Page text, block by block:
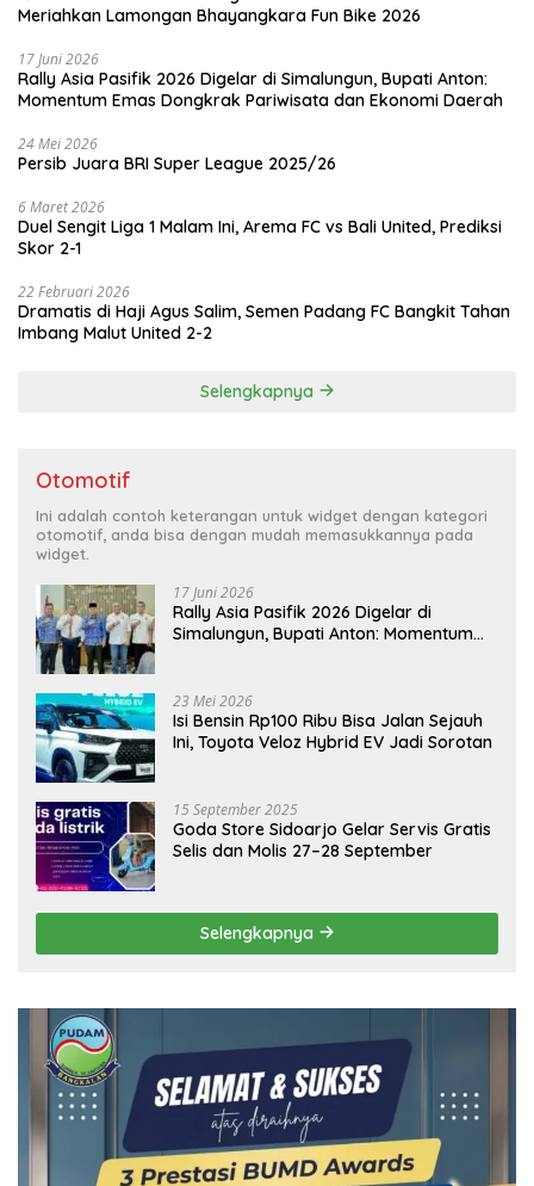
Meriahkan Lamongan Bhayangkara Fun Bike 2026
17 Juni 2026
Rally Asia Pasifik 2026 Digelar di Simalungun, Bupati Anton:
Momentum Emas Dongkrak Pariwisata dan Ekonomi Daerah
24 Mei 2026
Persib Juara BRI Super League 2025/26
6 Maret 2026
Duel Sengit Liga 1 Malam Ini, Arema FC vs Bali United, Prediksi
Skor 2-1
22 Februari 2026
Dramatis di Haji Agus Salim, Semen Padang FC Bangkit Tahan
Imbang Malut United 2-2
Selengkapnya
Otomotif
Ini adalah contoh keterangan untuk widget dengan kategori
otomotif, anda bisa dengan mudah memasukkannya pada
widget.
17 Juni 2026
Rally Asia Pasifik 2026 Digelar di
Simalungun, Bupati Anton: Momentum
23 Mei 2026
Isi Bensin Rp100 Ribu Bisa Jalan Sejauh
Ini, Toyota Veloz Hybrid EV Jadi Sorotan
15 September 2025
Goda Store Sidoarjo Gelar Servis Gratis
Selis dan Molis 27–28 September
Selengkapnya